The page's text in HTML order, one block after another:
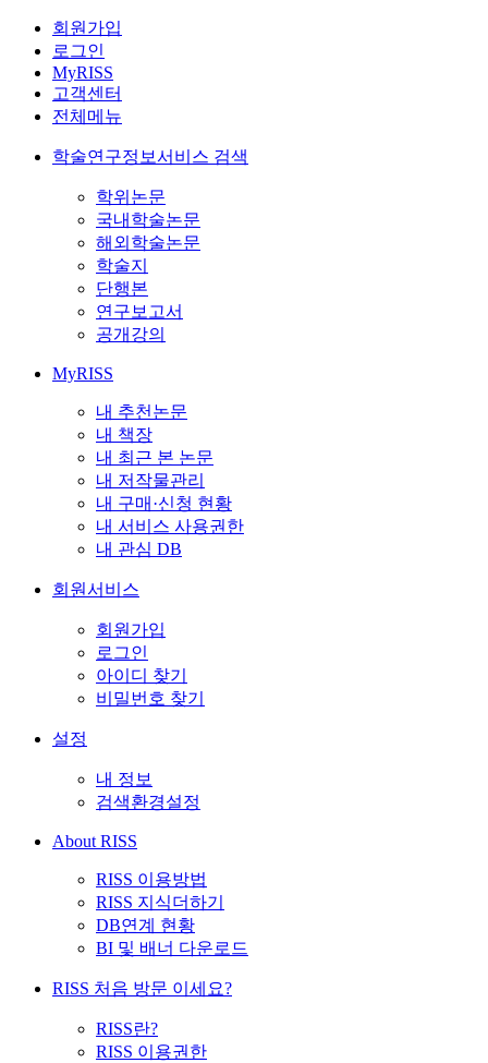
회원가입
로그인
MyRISS
고객센터
전체메뉴
학술연구정보서비스 검색
학위논문
국내학술논문
해외학술논문
학술지
단행본
연구보고서
공개강의
MyRISS
내 추천논문
내 책장
내 최근 본 논문
내 저작물관리
내 구매·신청 현황
내 서비스 사용권한
내 관심 DB
회원서비스
회원가입
로그인
아이디 찾기
비밀번호 찾기
설정
내 정보
검색환경설정
About RISS
RISS 이용방법
RISS 지식더하기
DB연계 현황
BI 및 배너 다운로드
RISS 처음 방문 이세요?
RISS란?
RISS 이용권한